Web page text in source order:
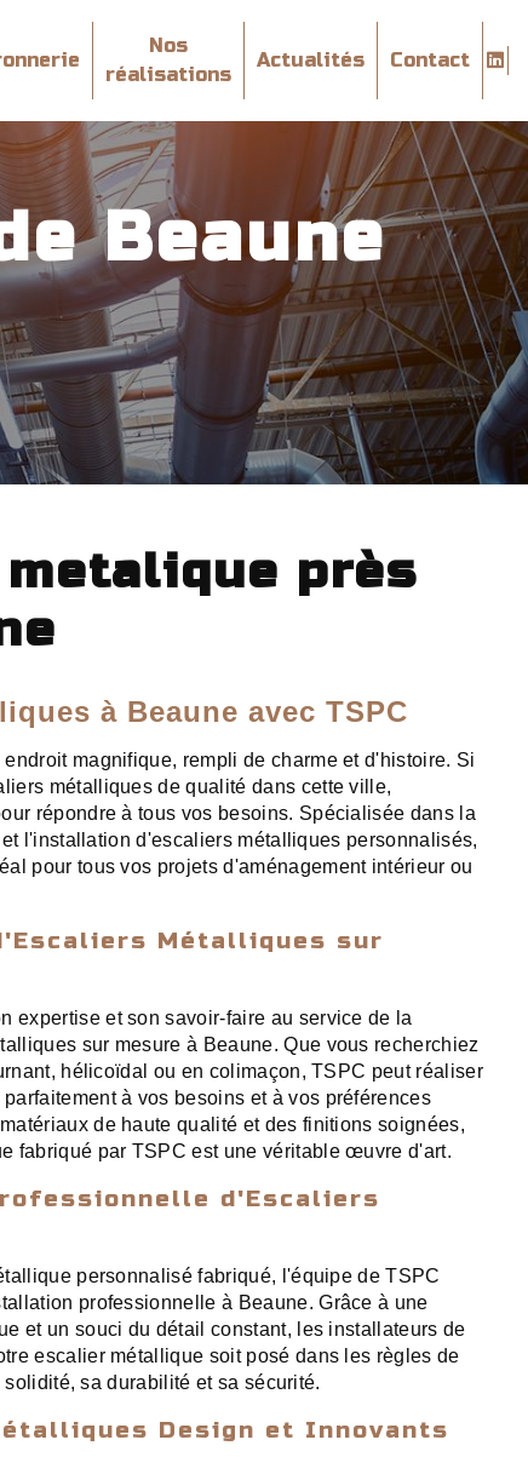
Nos
réalisations
Actualités Contact
Beaune
près
à Beaune avec TSPC
magnifique, rempli de charme et d'histoire. Si
métalliques de qualité dans cette ville,
répondre à tous vos besoins. Spécialisée dans la
l'installation d'escaliers métalliques personnalisés,
pour tous vos projets d'aménagement intérieur ou
Métalliques sur
expertise et son savoir-faire au service de la
sur mesure à Beaune. Que vous recherchiez
hélicoïdal ou en colimaçon, TSPC peut réaliser
à vos besoins et à vos préférences
de haute qualité et des finitions soignées,
fabriqué par TSPC est une véritable œuvre d'art.
d'Escaliers
personnalisé fabriqué, l'équipe de TSPC
professionnelle à Beaune. Grâce à une
et un souci du détail constant, les installateurs de
escalier métallique soit posé dans les règles de
sa durabilité et sa sécurité.
Design et Innovants